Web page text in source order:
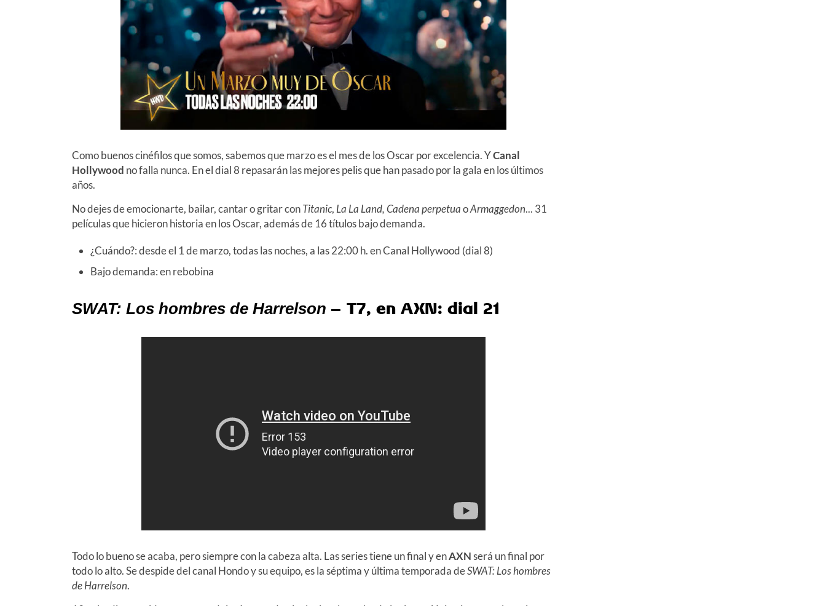
Como buenos cinéfilos que somos, sabemos que marzo es el mes de los Oscar por excelencia. YCanal
Hollywood no falla nunca. En el dial 8 repasarán las mejores pelis que han pasado por la gala en los últimos
años.
No dejes de emocionarte, bailar, cantar o gritar conTitanic, La La Land,Cadena perpetuaoArmaggedon... 31
películas que hicieron historia en los Oscar, además de 16 títulos bajo demanda.
¿Cuándo?: desde el 1 de marzo, todas las noches, a las 22:00 h. en Canal Hollywood (dial 8)
Bajo demanda: en rebobina
SWAT: Los hombres de Harrelson – T7, en AXN: dial 21
Todo lo bueno se acaba, pero siempre con la cabeza alta. Las series tiene un final y enAXNserá un final por
todo lo alto. Se despide del canal Hondo y su equipo, es la séptima y última temporada deSWAT: Los hombres
de Harrelson.